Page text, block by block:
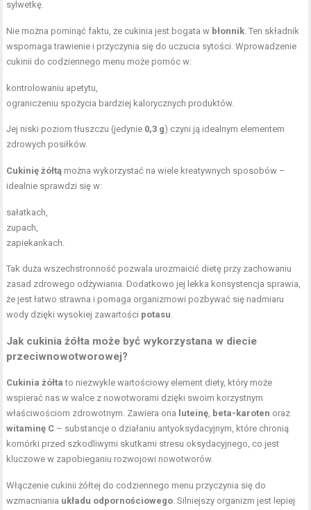
sylwetkę.
Nie można pominąć faktu, że cukinia jest bogata w błonnik. Ten składnik
wspomaga trawienie i przyczynia się do uczucia sytości. Wprowadzenie
cukinii do codziennego menu może pomóc w:
kontrolowaniu apetytu,
ograniczeniu spożycia bardziej kalorycznych produktów.
Jej niski poziom tłuszczu (jedynie 0,3 g) czyni ją idealnym elementem
zdrowych posiłków.
Cukinię żółtą można wykorzystać na wiele kreatywnych sposobów –
idealnie sprawdzi się w:
sałatkach,
zupach,
zapiekankach.
Tak duża wszechstronność pozwala urozmaicić dietę przy zachowaniu
zasad zdrowego odżywiania. Dodatkowo jej lekka konsystencja sprawia,
że jest łatwo strawna i pomaga organizmowi pozbywać się nadmiaru
wody dzięki wysokiej zawartości potasu.
Jak cukinia żółta może być wykorzystana w diecie
przeciwnowotworowej?
Cukinia żółta to niezwykle wartościowy element diety, który może
wspierać nas w walce z nowotworami dzięki swoim korzystnym
właściwościom zdrowotnym. Zawiera ona luteinę, beta-karoten oraz
witaminę C – substancje o działaniu antyoksydacyjnym, które chronią
komórki przed szkodliwymi skutkami stresu oksydacyjnego, co jest
kluczowe w zapobieganiu rozwojowi nowotworów.
Włączenie cukinii żółtej do codziennego menu przyczynia się do
wzmacniania układu odpornościowego. Silniejszy organizm jest lepiej